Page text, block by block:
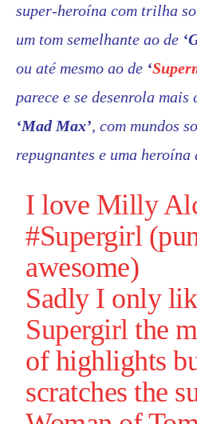
super-heroína com trilha
um tom semelhante ao de ‘
ou até mesmo ao de ‘
parece e se desenrola mais
‘Mad Max’, com mundos
repugnantes e uma
I love Milly
#Supergirl
awesome)
Sadly I only
Supergirl the
of highlights
scratches the